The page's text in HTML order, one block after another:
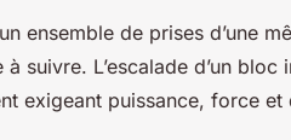
ensemble de prises d’une
suivre. L’escalade d’un bloc
exigeant puissance, force et